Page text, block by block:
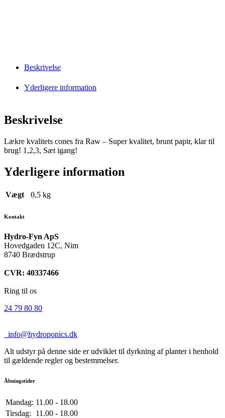
Beskrivelse
Yderligere information
Beskrivelse
Lækre kvalitets cones fra Raw – Super kvalitet, brunt papir, klar til
brug! 1,2,3, Sæt igang!
Yderligere information
Vægt 0,5 kg
Kontakt
Hydro-Fyn ApS
Hovedgaden 12C, Nim
8740 Brædstrup
CVR: 40337466
Ring til os
24 79 80 80
info@hydroponics.dk
Alt udstyr på denne side er udviklet til dyrkning af planter i henhold
til gældende regler og bestemmelser.
Åbningstider
Mandag: 11.00 - 18.00
Tirsdag:
11.00 - 18.00